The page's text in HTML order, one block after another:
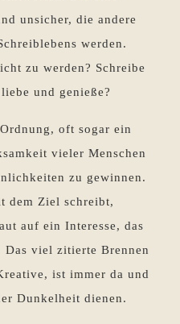
unsicher, die andere
werden.
zu werden? Schreibe
und genieße?
oft sogar ein
vieler Menschen
zu gewinnen.
dem Ziel schreibt,
auf ein Interesse, das
viel zitierte Brennen
ist immer da und
Dunkelheit dienen.